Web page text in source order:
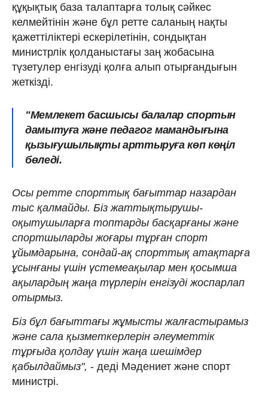
құқықтық база талаптарға толық сәйкес
келмейтінін және бұл ретте саланың нақты
қажеттіліктері ескерілетінін, сондықтан
министрлік қолданыстағы заң жобасына
түзетулер енгізуді қолға алып отырғандығын
жеткізді.
"Мемлекет басшысы балалар спортын
дамытуға және педагог мамандығына
қызығушылықты арттыруға көп көңіл
бөледі.
Осы ретте спорттық бағыттар назардан
тыс қалмайды. Біз жаттықтырушы-
оқытушыларға топтарды басқарғаны және
спортшыларды жоғары тұрған спорт
ұйымдарына, сондай-ақ спорттық атақтарға
ұсынғаны үшін үстемеақылар мен қосымша
ақылардың жаңа түрлерін енгізуді жоспарлап
отырмыз.
Біз бұл бағыттағы жұмысты жалғастырамыз
және сала қызметкерлерін әлеуметтік
тұрғыда қолдау үшін жаңа шешімдер
қабылдаймыз", - деді Мәдениет және спорт
министрі.